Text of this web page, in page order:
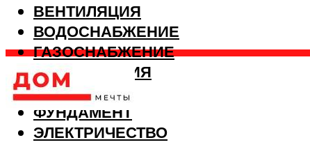
ВЕНТИЛЯЦИЯ
ВОДОСНАБЖЕНИЕ
ГАЗОСНАБЖЕНИЕ
КАНАЛИЗАЦИЯ
ОТОПЛЕНИЕ
ФУНДАМЕНТ
ЭЛЕКТРИЧЕСТВО